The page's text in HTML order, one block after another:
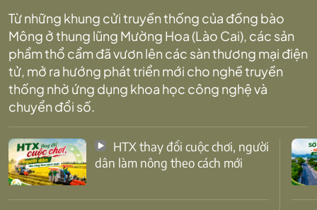
Từ những khung cửi truyền thống của đồng bào
Mông ở thung lũng Mường Hoa (Lào Cai), các sản
phẩm thổ cẩm đã vươn lên các sàn thương mại điện
tử, mở ra hướng phát triển mới cho nghề truyền
thống nhờ ứng dụng khoa học công nghệ và
chuyển đổi số.
dân làm nông theo cách mới